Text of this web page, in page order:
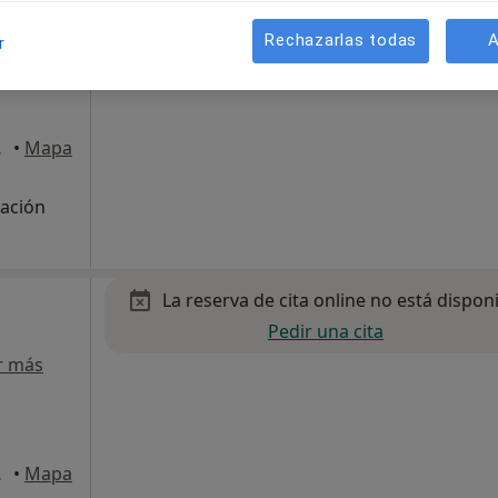
• Mapa
más
• Mapa
La reserva de cita online no está
Pedir una cita
Rechazarlas todas